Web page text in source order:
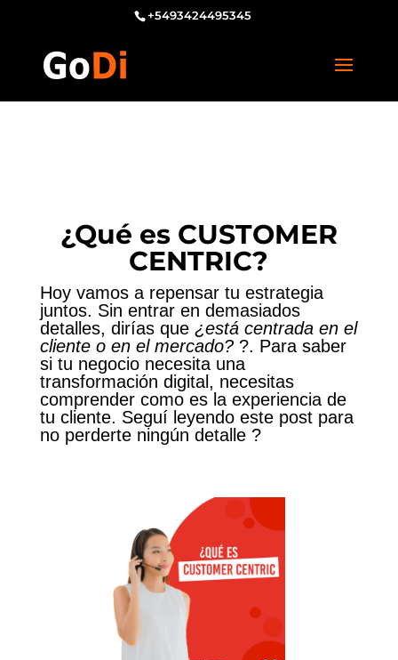
+5493424495345
¿Qué es CUSTOMER
CENTRIC?
Hoy vamos a repensar tu estrategia
juntos. Sin entrar en demasiados
detalles, dirías que ¿está centrada en el
cliente o en el mercado? ?. Para saber
si tu negocio necesita una
transformación digital, necesitas
comprender como es la experiencia de
tu cliente. Seguí leyendo este post para
no perderte ningún detalle ?